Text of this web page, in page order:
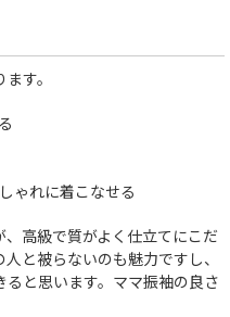
す。
ゃれに着こなせる
高級で質がよく仕立てにこだ
と被らないのも魅力ですし、
と思います。ママ振袖の良さ